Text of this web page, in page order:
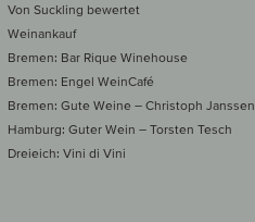
Von Suckling bewertet
Weinankauf
Bremen: Bar Rique Winehouse
Bremen: Engel WeinCafé
Bremen: Gute Weine – Christoph Janssen
Hamburg: Guter Wein – Torsten Tesch
Dreieich: Vini di Vini